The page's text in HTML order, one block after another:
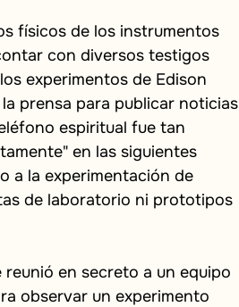
físicos de los instrumentos
con diversos testigos
experimentos de Edison
prensa para publicar noticias
espiritual fue tan
en las siguientes
a la experimentación de
de laboratorio ni prototipos
en secreto a un equipo
observar un experimento